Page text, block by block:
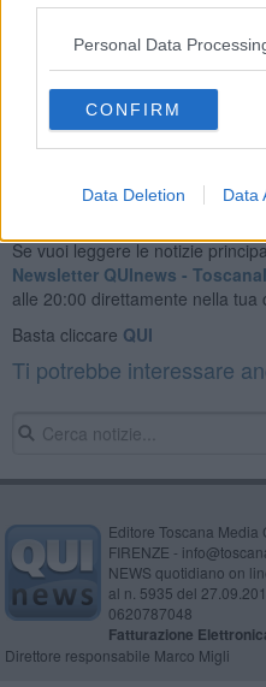
Personal Data
CONFIRM
Data Deletion Data
Se vuoi leggere le notizie
Newsletter QUInews -
alle 20:00 direttamente nella tua
Basta cliccare QUI
Ti potrebbe interessare
Editore Toscana
FIRENZE -
NEWS quotidiano on
al n. 5935 del
0620787048
Fatturazione
Direttore responsabile Marco Migli